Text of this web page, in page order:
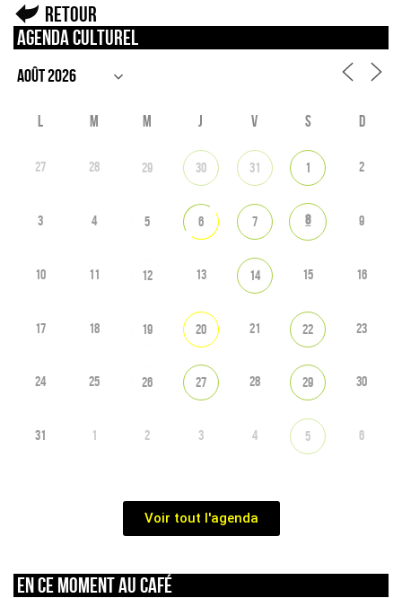
Retour
Agenda culturel
L M M J V S D
27 28 29 30 31 1 2
3 4 5 6 7 8 9
10 11 12 13 14 15 16
17 18 19 20 21 22 23
24 25 26 27 28 29 30
31 1 2 3 4 5 6
Voir tout l'agenda
En ce moment au café